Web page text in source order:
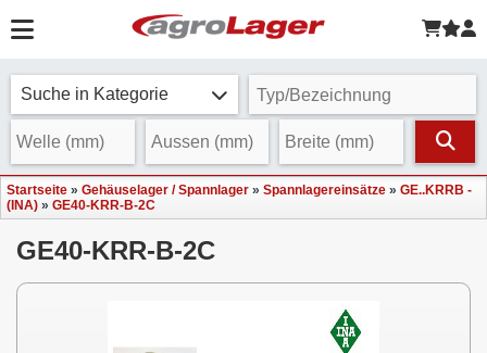
Suche in Kategorie
Startseite » Gehäuselager / Spannlager » Spannlagereinsätze » GE..KRRB -
(INA) » GE40-KRR-B-2C
GE40-KRR-B-2C